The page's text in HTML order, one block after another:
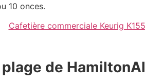
10 onces.
Cafetière commerciale Keurig
de Hamilton